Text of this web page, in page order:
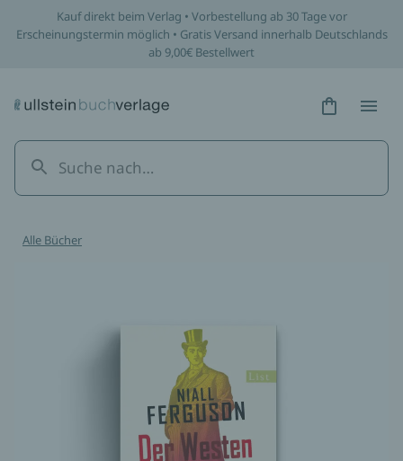
Kauf direkt beim Verlag • Vorbestellung ab 30 Tage vor
Erscheinungstermin möglich • Gratis Versand innerhalb Deutschlands
ab 9,00€ Bestellwert
Hidden
Alle Bücher